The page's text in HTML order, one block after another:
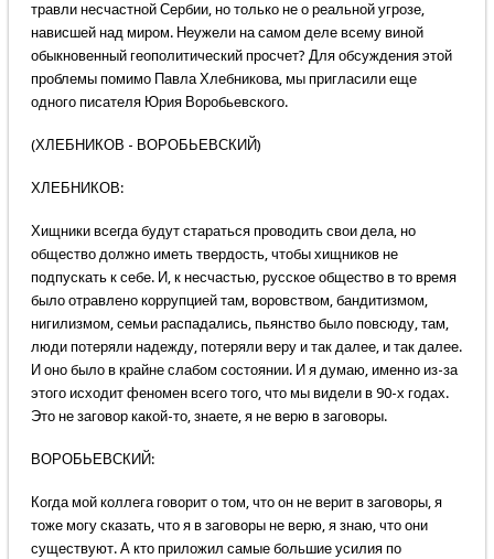
травли несчастной Сербии, но только не о реальной угрозе,
нависшей над миром. Неужели на самом деле всему виной
обыкновенный геополитический просчет? Для обсуждения этой
проблемы помимо Павла Хлебникова, мы пригласили еще
одного писателя Юрия Воробьевского.
(ХЛЕБНИКОВ - ВОРОБЬЕВСКИЙ)
ХЛЕБНИКОВ:
Хищники всегда будут стараться проводить свои дела, но
общество должно иметь твердость, чтобы хищников не
подпускать к себе. И, к несчастью, русское общество в то время
было отравлено коррупцией там, воровством, бандитизмом,
нигилизмом, семьи распадались, пьянство было повсюду, там,
люди потеряли надежду, потеряли веру и так далее, и так далее.
И оно было в крайне слабом состоянии. И я думаю, именно из-за
этого исходит феномен всего того, что мы видели в 90-х годах.
Это не заговор какой-то, знаете, я не верю в заговоры.
ВОРОБЬЕВСКИЙ:
Когда мой коллега говорит о том, что он не верит в заговоры, я
тоже могу сказать, что я в заговоры не верю, я знаю, что они
существуют. А кто приложил самые большие усилия по